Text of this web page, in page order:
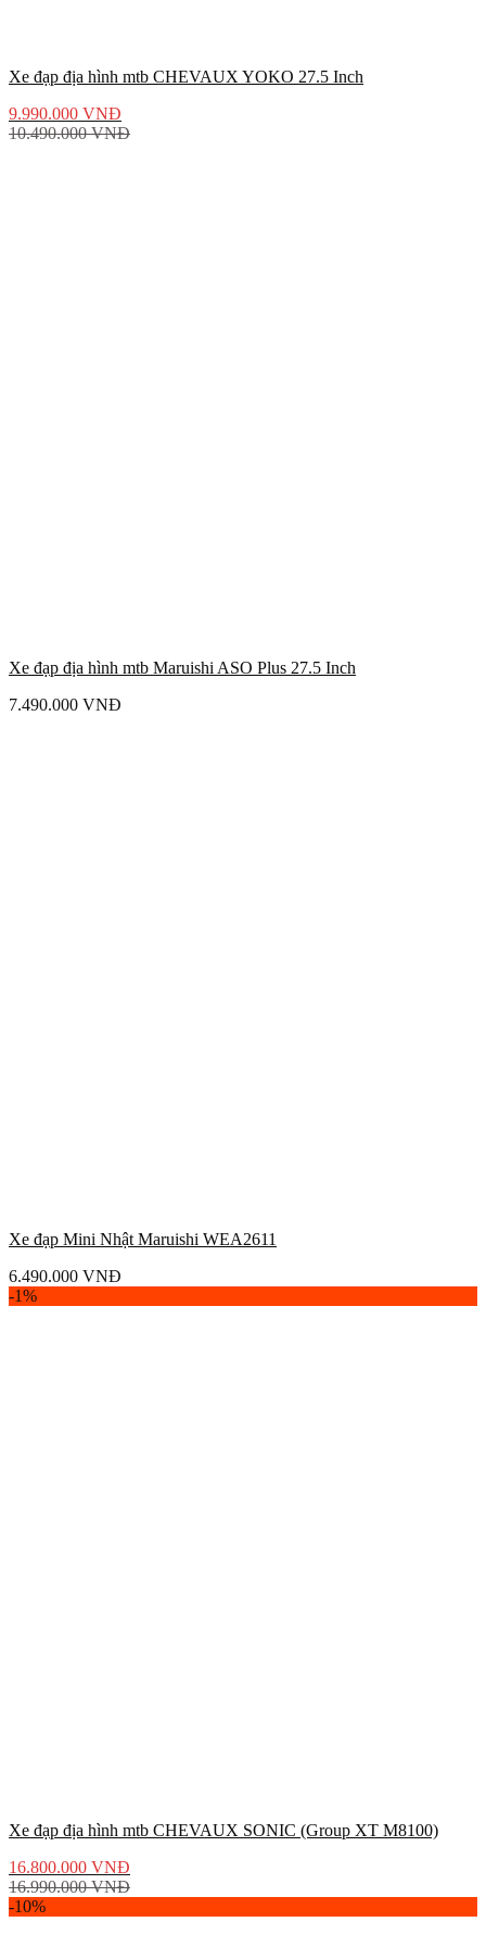
Xe đạp địa hình mtb CHEVAUX YOKO 27.5 Inch
9.990.000 VNĐ
10.490.000VNĐ
Xe đạp địa hình mtb Maruishi ASO Plus 27.5 Inch
7.490.000 VNĐ
Xe đạp Mini Nhật Maruishi WEA2611
6.490.000 VNĐ
-1%
Xe đạp địa hình mtb CHEVAUX SONIC (Group XT M8100)
16.800.000 VNĐ
16.990.000VNĐ
-10%